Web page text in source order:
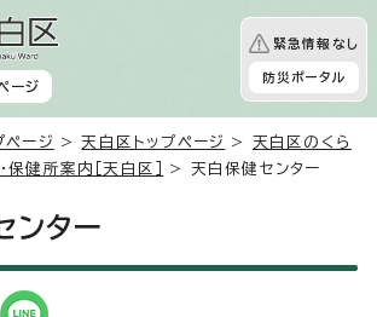
ージ
緊急情報なし
防災ポータル
ページ >天白区トップページ > 天白区のくら
保健所案内［天白区］ > 天白保健センター
ンター